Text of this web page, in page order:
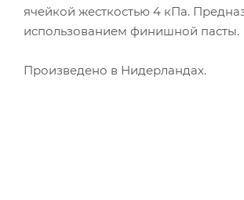
ячейкой жесткостью 4 кПа.
использованием финишной пасты.
Произведено в Нидерландах.